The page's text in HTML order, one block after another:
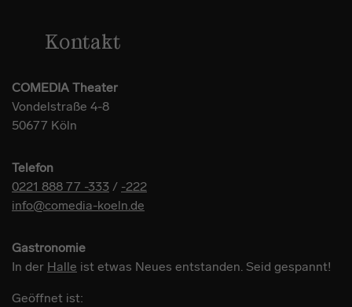
Kontakt
COMEDIA Theater
Vondelstraße 4-8
50677 Köln
Telefon
0221 888 77 -333 / -222
info@comedia-koeln.de
Gastronomie
In der Halle ist etwas Neues entstanden. Seid gespannt!
Geöffnet ist: